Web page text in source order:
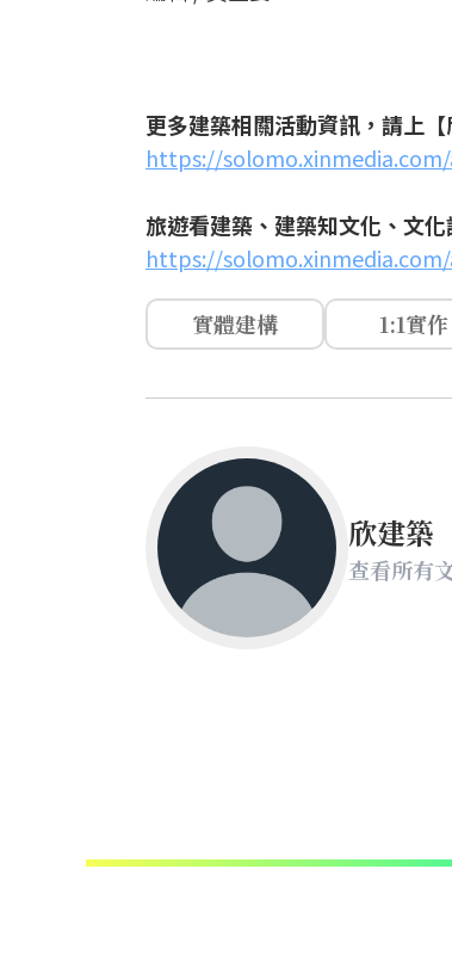
更多建築相關活動資訊，請上【
https://
旅遊看建築、建築知文化、文
https://
實體建構 1:1實作
欣建築
查看所有